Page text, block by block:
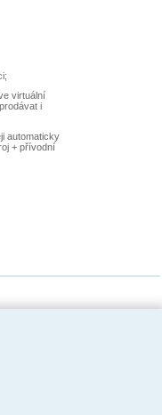
virtuální
i
automaticky
+ přívodní